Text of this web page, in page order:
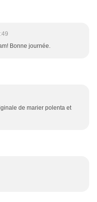
Bonne journée.
de marier polenta et